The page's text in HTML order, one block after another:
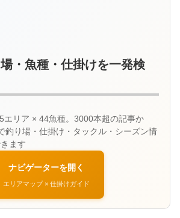
・魚種・仕掛けを一発検
ナビゲーターを開く
エリアマップ × 仕掛けガイド